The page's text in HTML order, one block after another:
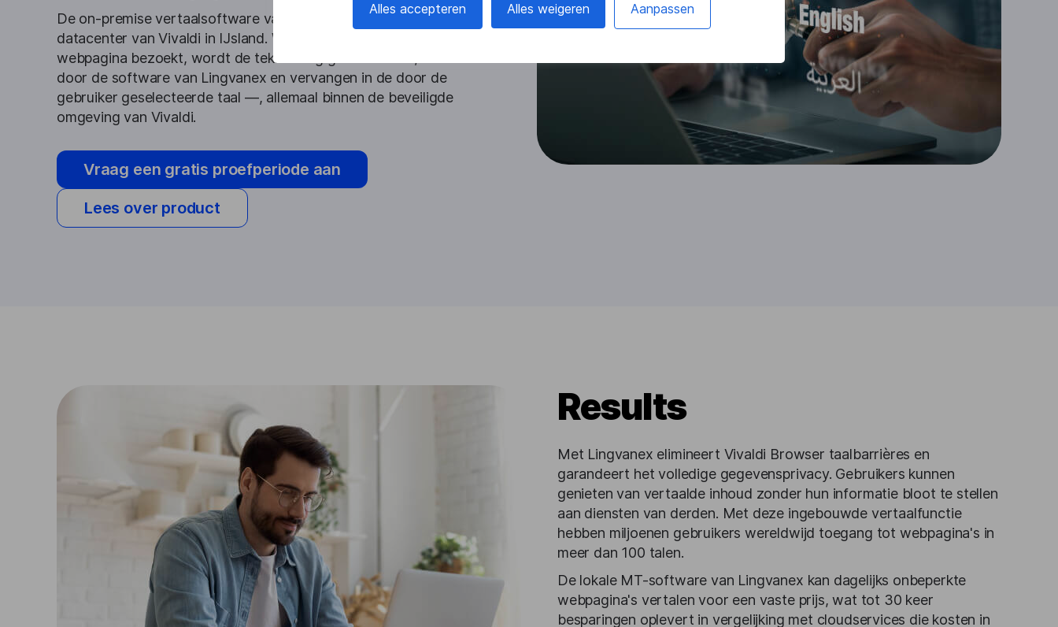
Alles accepteren Alles weigeren Aanpassen
De on-premise vertaalsoftware van Lingvanex werd ingezet in het
datacenter van Vivaldi in IJsland. Wanneer een gebruiker een
webpagina bezoekt, wordt de tekst veilig geëxtraheerd, vertaald
door de software van Lingvanex en vervangen in de door de
gebruiker geselecteerde taal —, allemaal binnen de beveiligde
omgeving van Vivaldi.
Vraag een gratis proefperiode aan
Lees over product
Results
Met Lingvanex elimineert Vivaldi Browser taalbarrières en
garandeert het volledige gegevensprivacy. Gebruikers kunnen
genieten van vertaalde inhoud zonder hun informatie bloot te stellen
aan diensten van derden. Met deze ingebouwde vertaalfunctie
hebben miljoenen gebruikers wereldwijd toegang tot webpagina's in
meer dan 100 talen.
De lokale MT-software van Lingvanex kan dagelijks onbeperkte
webpagina's vertalen voor een vaste prijs, wat tot 30 keer
besparingen oplevert in vergelijking met cloudservices die kosten in